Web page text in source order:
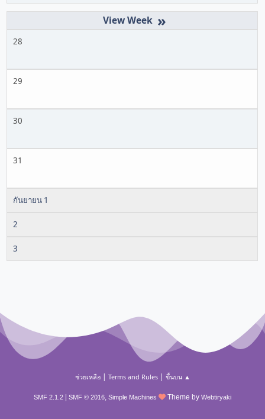
»
28
29
30
31
กันยายน 1
2
3
ช่วยเหลือ| Terms and Rules| ขึ้นบน ▲
SMF 2.1.2 SMF © 2016, Simple Machines Theme by Webtiryaki